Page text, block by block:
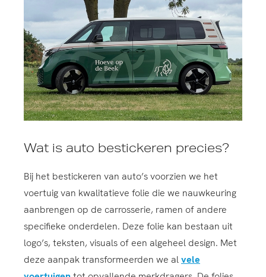
Wat is auto bestickeren precies?
Bij het bestickeren van auto’s voorzien we het
voertuig van kwalitatieve folie die we nauwkeuring
aanbrengen op de carrosserie, ramen of andere
specifieke onderdelen. Deze folie kan bestaan uit
logo’s, teksten, visuals of een algeheel design. Met
deze aanpak transformeerden we alvele